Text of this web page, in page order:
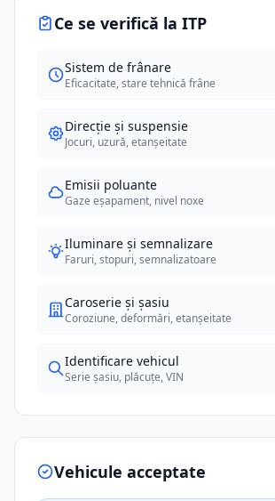
Ce se verifică la ITP
Sistem de frânare
Eficacitate, stare tehnică frâne
Direcție și suspensie
Jocuri, uzură, etanșeitate
Emisii poluante
Gaze eșapament, nivel noxe
Iluminare și semnalizare
Faruri, stopuri, semnalizatoare
Caroserie și șasiu
Coroziune, deformări, etanșeitate
Identificare vehicul
Serie șasiu, plăcuțe, VIN
Vehicule acceptate